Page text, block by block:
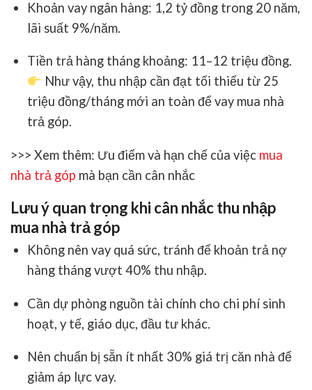
Khoản vay ngân hàng: 1,2 tỷ đồng trong 20 năm,
lãi suất 9%/năm.
Tiền trả hàng tháng khoảng: 11–12 triệu đồng.
Như vậy, thu nhập cần đạt tối thiểu từ 25
triệu đồng/thángmới an toàn để vay mua nhà
trả góp.
>>> Xem thêm: Ưu điểm và hạn chế của việc mua
nhà trả góp mà bạn cần cân nhắc
Lưu ý quan trọng khi cân nhắc thu nhập
mua nhà trả góp
Không nên vay quá sức, tránh để khoản trả nợ
hàng tháng vượt 40% thu nhập.
Cần dự phòng nguồn tài chính cho chi phí sinh
hoạt, y tế, giáo dục, đầu tư khác.
Nên chuẩn bị sẵn ít nhất 30% giá trị căn nhà để
giảm áp lực vay.